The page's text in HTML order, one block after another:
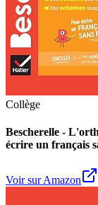
Collège
Bescherelle -
écrire un français
Voir sur Amazon